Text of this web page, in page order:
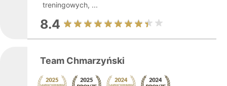
treningowych, ...
8.4
Team Chmarzyński